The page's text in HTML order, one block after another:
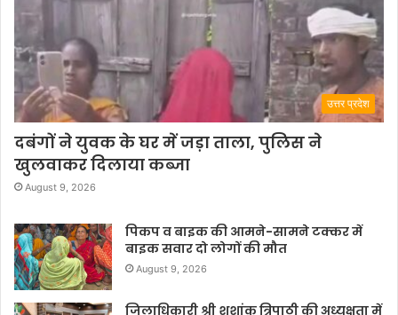
उत्तर प्रदेश
दबंगों ने युवक के घर में जड़ा ताला, पुलिस ने
खुलवाकर दिलाया कब्जा
August 9, 2026
पिकप व बाइक की आमने-सामने टक्कर में
बाइक सवार दो लोगों की मौत
August 9, 2026
जिलाधिकारी श्री शशांक त्रिपाठी की अध्यक्षता में